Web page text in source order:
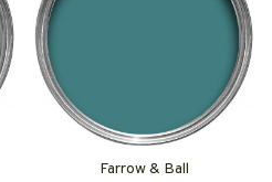
Farrow & Ball